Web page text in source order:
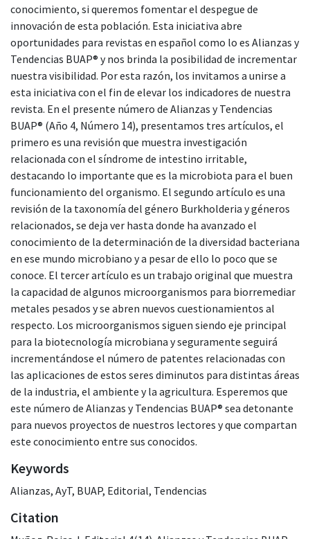
conocimiento, si queremos fomentar el despegue de
innovación de esta población. Esta iniciativa abre
oportunidades para revistas en español como lo es Alianzas y
Tendencias BUAP® y nos brinda la posibilidad de incrementar
nuestra visibilidad. Por esta razón, los invitamos a unirse a
esta iniciativa con el fin de elevar los indicadores de nuestra
revista. En el presente número de Alianzas y Tendencias
BUAP® (Año 4, Número 14), presentamos tres artículos, el
primero es una revisión que muestra investigación
relacionada con el síndrome de intestino irritable,
destacando lo importante que es la microbiota para el buen
funcionamiento del organismo. El segundo artículo es una
revisión de la taxonomía del género Burkholderia y géneros
relacionados, se deja ver hasta donde ha avanzado el
conocimiento de la determinación de la diversidad bacteriana
en ese mundo microbiano y a pesar de ello lo poco que se
conoce. El tercer artículo es un trabajo original que muestra
la capacidad de algunos microorganismos para biorremediar
metales pesados y se abren nuevos cuestionamientos al
respecto. Los microorganismos siguen siendo eje principal
para la biotecnología microbiana y seguramente seguirá
incrementándose el número de patentes relacionadas con
las aplicaciones de estos seres diminutos para distintas áreas
de la industria, el ambiente y la agricultura. Esperemos que
este número de Alianzas y Tendencias BUAP® sea detonante
para nuevos proyectos de nuestros lectores y que compartan
este conocimiento entre sus conocidos.
Keywords
Alianzas, AyT, BUAP, Editorial, Tendencias
Citation